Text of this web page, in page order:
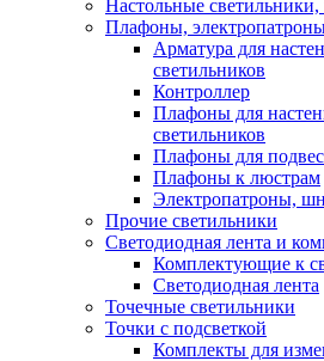
Настольные
Плафоны,
Арматура для
светильников
Контроллер
Плафоны для
светильников
Плафоны для
Плафоны к люстрам
Электропатроны,
Прочие светильники
Светодиодная лента и
Комплектующие к
Светодиодная лента
Точечные светильники
Точки с подсветкой
Комплекты для